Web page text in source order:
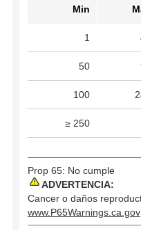
Min
1
50
100
≥ 250
Prop 65: No cumple
ADVERTENCIA:
Cancer o daños
www.P65Warnings.ca.gov